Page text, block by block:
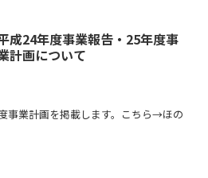
成24年度事業報告・25年度事
計画について
事業計画を掲載します。こちら→ほの